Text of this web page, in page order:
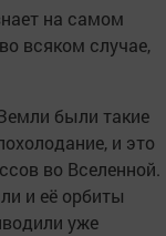
на самом
всяком случае,
были такие
и это
во Вселенной.
и её орбиты
уже